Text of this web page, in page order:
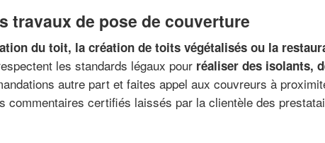
travaux de pose de couverture
du toit, la création de toits végétalisés ou la
les standards légaux pour réaliser des isolants,
autre part et faites appel aux couvreurs à
commentaires certifiés laissés par la clientèle des